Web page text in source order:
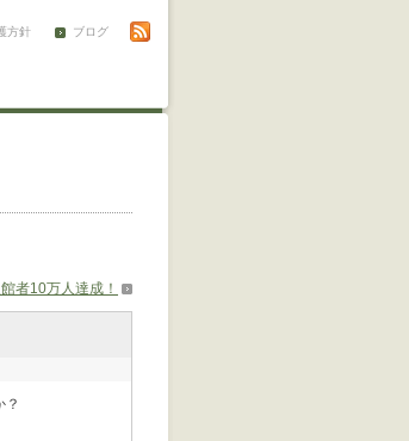
方針 ブログ
館者10万人達成！